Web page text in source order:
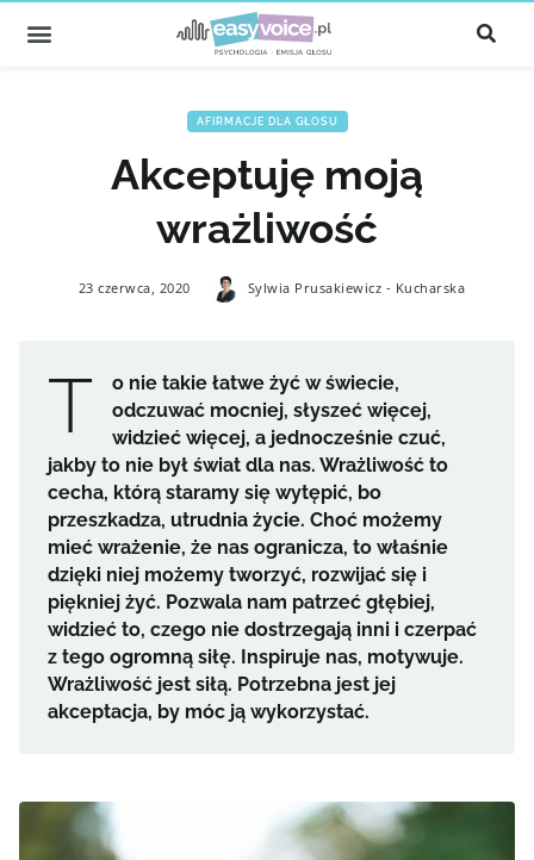
AFIRMACJE DLA GŁOSU
Akceptuję moją
wrażliwość
23 czerwca, 2020 Sylwia Prusakiewicz - Kucharska
T
o nie takie łatwe żyć w świecie,
odczuwać mocniej, słyszeć więcej,
widzieć więcej, a jednocześnie czuć,
jakby to nie był świat dla nas. Wrażliwość to
cecha, którą staramy się wytępić, bo
przeszkadza, utrudnia życie. Choć możemy
mieć wrażenie, że nas ogranicza, to właśnie
dzięki niej możemy tworzyć, rozwijać się i
piękniej żyć. Pozwala nam patrzeć głębiej,
widzieć to, czego nie dostrzegają inni i czerpać
z tego ogromną siłę. Inspiruje nas, motywuje.
Wrażliwość jest siłą. Potrzebna jest jej
akceptacja, by móc ją wykorzystać.